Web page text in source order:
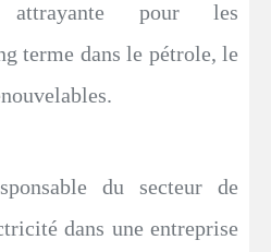
attrayante pour les
terme dans le pétrole, le
du secteur de
dans une entreprise